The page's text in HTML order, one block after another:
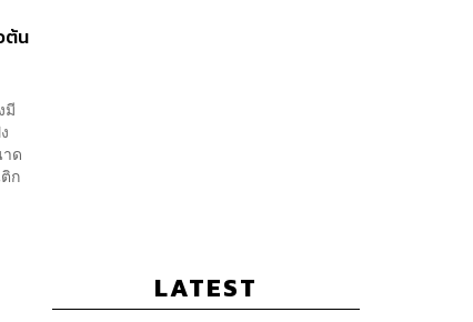
ต้น
มี
ด
ก
LATEST